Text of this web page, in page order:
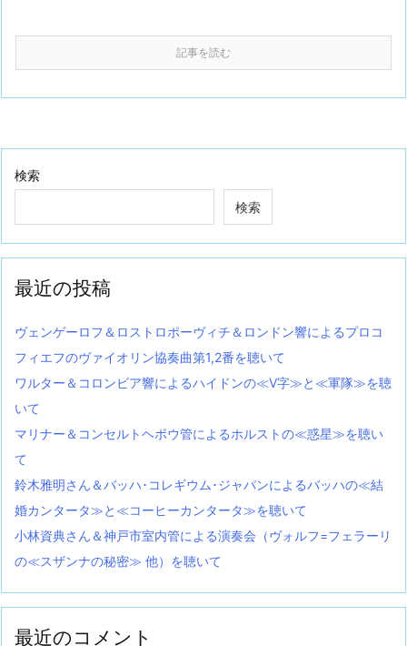
記事を読む
検索
検索
最近の投稿
ヴェンゲーロフ＆ロストロポーヴィチ＆ロンドン響によるプロコ
フィエフのヴァイオリン協奏曲第1,2番を聴いて
ワルター＆コロンビア響によるハイドンの≪V字≫と≪軍隊≫を聴
いて
マリナー＆コンセルトヘボウ管によるホルストの≪惑星≫を聴い
て
鈴木雅明さん＆バッハ･コレギウム･ジャパンによるバッハの≪結
婚カンタータ≫と≪コーヒーカンタータ≫を聴いて
小林資典さん＆神戸市室内管による演奏会（ヴォルフ=フェラーリ
の≪スザンナの秘密≫ 他）を聴いて
最近のコメント